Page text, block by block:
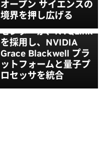
オープン サイエンスの
境界を押し広げる
世界有数の科学スーパ
ーコンピューティング
センターが、NVQLink
を採用し、NVIDIA
Grace Blackwell プラ
ットフォームと量子プ
ロセッサを統合